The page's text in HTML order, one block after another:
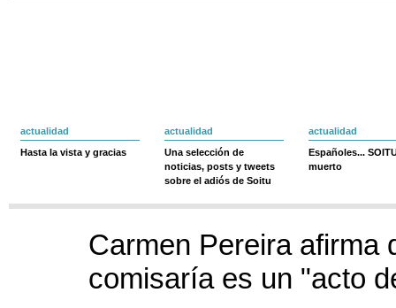
actualidad
Hasta la vista y gracias
actualidad
Una selección de
noticias, posts y tweets
sobre el adiós de Soitu
actualidad
Españoles...
muerto
Carmen Pereira afirma
comisaría es un "acto